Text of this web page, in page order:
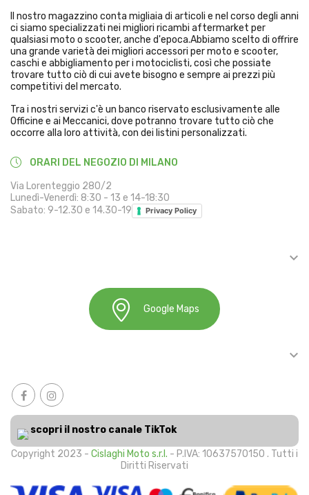
Il nostro magazzino conta migliaia di articoli e nel corso degli anni
ci siamo specializzati nei migliori ricambi aftermarket per
qualsiasi moto o scooter, anche d'epoca.Abbiamo scelto di offrire
una grande varietà dei migliori accessori per moto e scooter,
caschi e abbigliamento per i motociclisti, così che possiate
trovare tutto ciò di cui avete bisogno e sempre ai prezzi più
competitivi del mercato.
Tra i nostri servizi c'è un banco riservato esclusivamente alle
Officine e ai Meccanici, dove potranno trovare tutto ciò che
occorre alla loro attività, con dei listini personalizzati.
ORARI DEL NEGOZIO DI MILANO
Via Lorenteggio 280/2
Lunedì-Venerdì: 8:30 - 13 e 14-18:30
Sabato: 9-12.30 e 14.30-19
Privacy Policy

Google Maps

scopri il nostro canale TikTok
Copyright 2023 - Cislaghi Moto s.r.l. - P.IVA: 10637570150 . Tutti i
Diritti Riservati